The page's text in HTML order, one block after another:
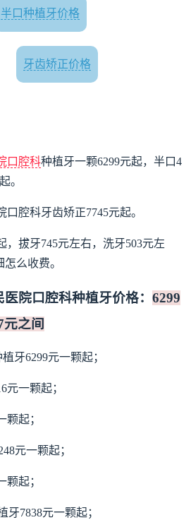
半口种植牙价格
牙齿矫正价格
口腔科种植牙一颗6299元起，半口4
。
腔科牙齿矫正7745元起。
，拔牙745元左右，洗牙503元左
么收费。
院口腔科种植牙价格： 6299
元之间
牙6299元一颗起；
元一颗起；
颗起；
元一颗起；
颗起；
牙7838元一颗起；